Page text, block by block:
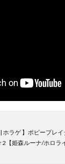
| ホラゲ 】ポピープレ
2【姫森ルーナ/ホロラ